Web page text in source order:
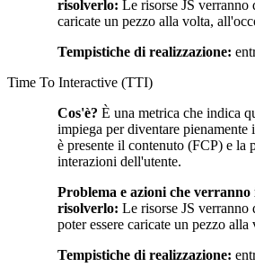
risolverlo: Le risorse JS verranno
caricate un pezzo alla volta,
Tempistiche di realizzazione:
Time To Interactive (TTI)
Cos'è? È una metrica che indica
impiega per diventare pienamente
è presente il contenuto (FCP) e la
interazioni dell'utente.
Problema e azioni che
risolverlo: Le risorse JS verranno
poter essere caricate un pezzo
Tempistiche di realizzazione: